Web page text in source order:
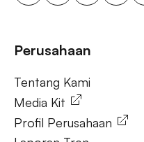
ooh untuk bisnis kecil,
Tentang Kami
Perusahaan
Tentang Kami
Media Kit
Profil Perusahaan